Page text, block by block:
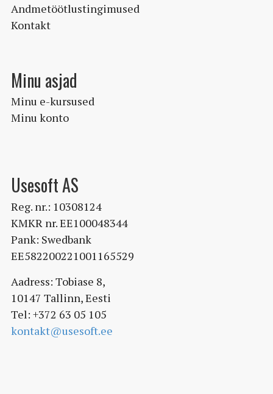
Andmetöötlustingimused
Kontakt
Minu asjad
Minu e-kursused
Minu konto
Usesoft AS
Reg. nr.: 10308124
KMKR nr. EE100048344
Pank: Swedbank
EE582200221001165529
Aadress: Tobiase 8,
10147 Tallinn, Eesti
Tel: +372 63 05 105
kontakt@usesoft.ee